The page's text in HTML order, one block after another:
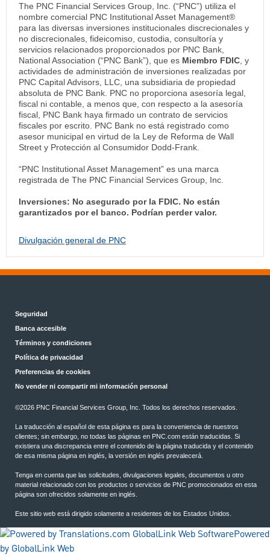
The PNC Financial Services Group, Inc. (“PNC”) utiliza el
nombre comercial PNC Institutional Asset Management®
para las diversas inversiones institucionales discrecionales y
no discrecionales, fideicomiso, custodia, consultoría y
servicios relacionados proporcionados por PNC Bank,
National Association (“PNC Bank”), que es Miembro FDIC , y
actividades de administración de inversiones realizadas por
PNC Capital Advisors, LLC, una subsidiaria de propiedad
absoluta de PNC Bank. PNC no proporciona asesoría legal,
fiscal ni contable, a menos que, con respecto a la asesoría
fiscal, PNC Bank haya firmado un contrato de servicios
fiscales por escrito. PNC Bank no está registrado como
asesor municipal en virtud de la Ley de Reforma de Wall
Street y Protección al Consumidor Dodd-Frank.
“PNC Institutional Asset Management” es una marca
registrada de The PNC Financial Services Group, Inc.
Inversiones: No asegurado por la FDIC. No están
garantizados por el banco. Podrían perder valor.
Divulgación general de PNC
Seguridad
Banca accesible
Términos y condiciones
Política de privacidad
Preferencias de cookies
No vender ni compartir mi información personal
©2026 PNC Financial Services Group, Inc. Todos los derechos reservados.
La traducción al español de esta página es para la conveniencia de nuestros
clientes; sin embargo, no todas las páginas en PNC.com están traducidas. Si
existiera una discrepancia entre el contenido de la página traducida y el contenido
de esa misma página en inglés, la versión en inglés prevalecerá.
Tenga en cuenta que las solicitudes, divulgaciones legales, documentos u otro
material relacionado con los productos o servicios de PNC promocionados en esta
página son ofrecidos solamente en inglés.
Este sitio web está dirigido solamente a residentes de los Estados Unidos.
Powered
by GlobalLink Web